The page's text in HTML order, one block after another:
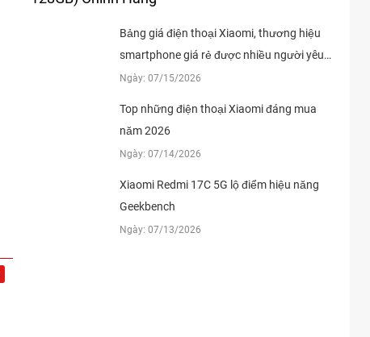
Bảng giá điện thoại Xiaomi, thương hiệu
smartphone giá rẻ được nhiều người yêu
thích
Ngày: 07/15/2026
Top những điện thoại Xiaomi đáng mua
năm 2026
Ngày: 07/14/2026
Xiaomi Redmi 17C 5G lộ điểm hiệu năng
Geekbench
Ngày: 07/13/2026